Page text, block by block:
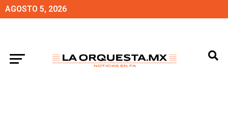
AGOSTO 5, 2026